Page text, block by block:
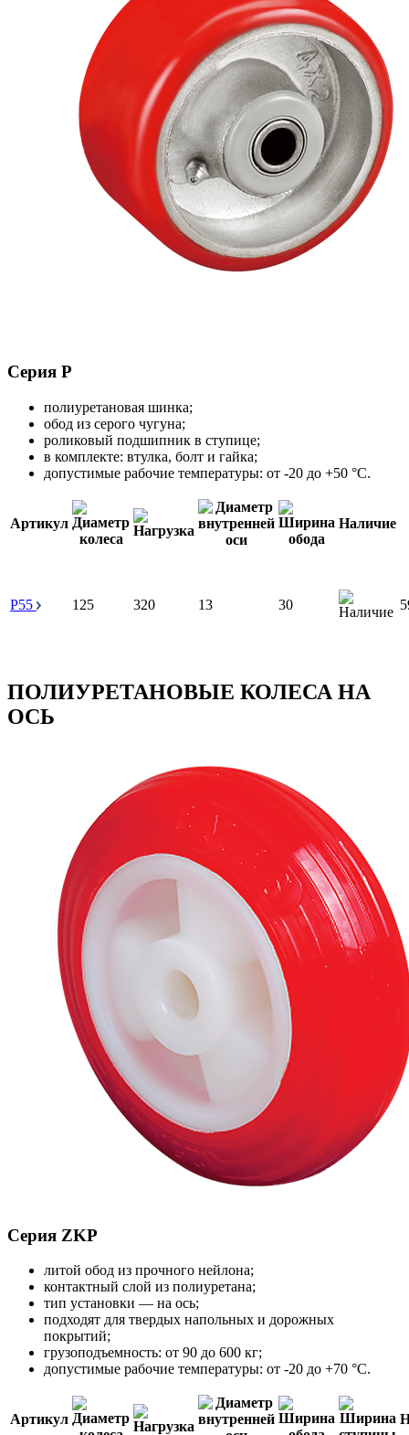
Серия P
полиуретановая шинка;
обод из серого чугуна;
роликовый подшипник в ступице;
в комплекте: втулка, болт и гайка;
допустимые рабочие температуры: от -20 до +50 °С.
Артикул Наличие
P55 125 320 13 30
ПОЛИУРЕТАНОВЫЕ КОЛЕСА НА
ОСЬ
Серия ZKP
литой обод из прочного нейлона;
контактный слой из полиуретана;
тип установки — на ось;
подходят для твердых напольных и дорожных
покрытий;
грузоподъемность: от 90 до 600 кг;
допустимые рабочие температуры: от -20 до +70 °С.
Артикул